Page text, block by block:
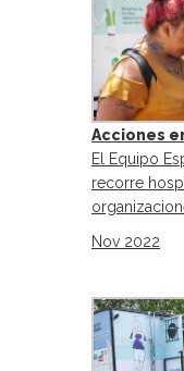
Acciones
El Equipo
recorre
Nov 2022